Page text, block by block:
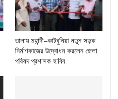
তালায় মহান্দী–কাটবুনিয়া নতুন সড়ক
নির্মাণকাজের উদ্বোধন করলেন জেলা
পরিষদ প্রশাসক হাবিব